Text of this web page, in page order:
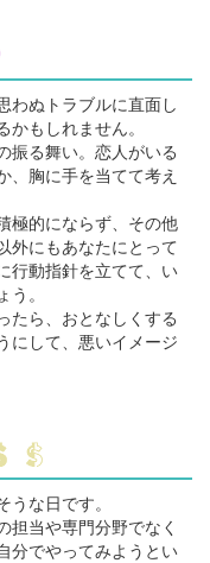
わぬトラブルに直面し
もしれません。
振る舞い。恋人がいる
、胸に手を当てて考え
極的にならず、その他
外にもあなたにとって
行動指針を立てて、い
う。
たら、おとなしくする
にして、悪いイメージ
な日です。
当や専門分野でなく
分でやってみようとい